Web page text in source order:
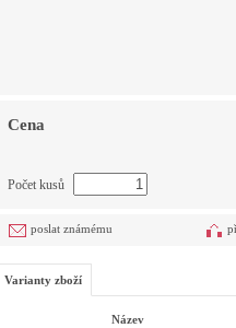
Cena
Počet kusů
poslat známému
Varianty zboží
Název